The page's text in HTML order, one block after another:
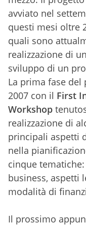
avviato nel
questi mesi oltre
quali sono
realizzazione di
sviluppo di un
La prima fase del
2007 con il First
Workshop
realizzazione di
principali aspetti
nella
cinque
business, aspetti
modalità di
Il prossimo